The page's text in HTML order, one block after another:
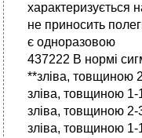
характеризується
не приносить
є одноразовою
437222 В нормі
**зліва, товщиною
зліва, товщиною
зліва, товщиною
зліва, товщиною